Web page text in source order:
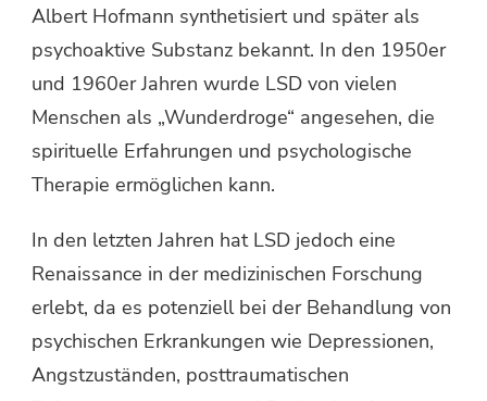
Albert Hofmann synthetisiert und später als
psychoaktive Substanz bekannt. In den 1950er
und 1960er Jahren wurde LSD von vielen
Menschen als „Wunderdroge“ angesehen, die
spirituelle Erfahrungen und psychologische
Therapie ermöglichen kann.
In den letzten Jahren hat LSD jedoch eine
Renaissance in der medizinischen Forschung
erlebt, da es potenziell bei der Behandlung von
psychischen Erkrankungen wie Depressionen,
Angstzuständen, posttraumatischen